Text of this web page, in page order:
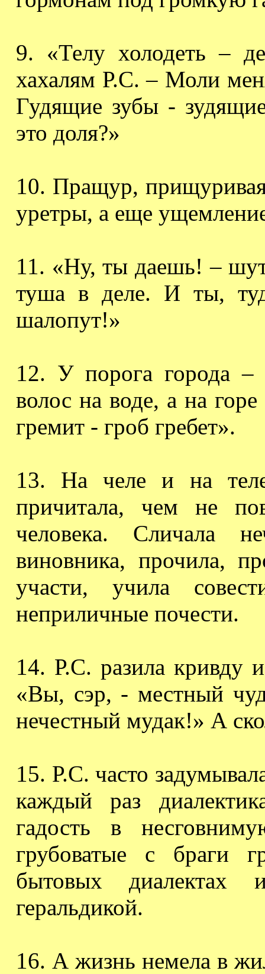
9. «Телу холодеть –
хахалям Р.С. – Моли
Гудящие зубы -
это доля?»
10. Пращур,
уретры, а еще
11. «Ну, ты даешь! –
туша в деле. И ты,
шалопут!»
12. У порога города
волос на воде, а на
гремит - гроб гребет».
13. На челе и на
причитала, чем не
человека. Сличала
виновника, прочила,
участи, учила
неприличные почести.
14. Р.С. разила кривду
«Вы, сэр, - местный
нечестный мудак!» А
15. Р.С. часто
каждый раз
гадость в
грубоватые с браги
бытовых диалектах
геральдикой.
16. А жизнь немела в